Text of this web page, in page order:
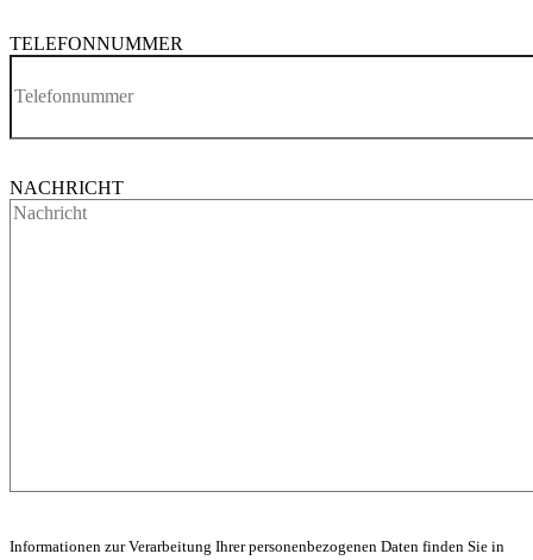
TELEFONNUMMER
NACHRICHT
Informationen zur Verarbeitung Ihrer personenbezogenen Daten finden Sie in